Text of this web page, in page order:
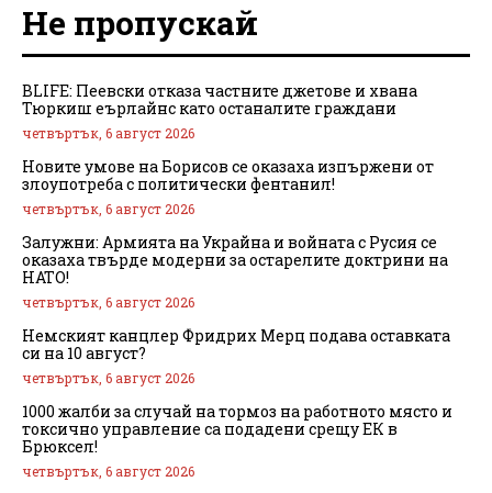
Не пропускай
BLIFE: Пеевски отказа частните джетове и хвана
Тюркиш еърлайнс като останалите граждани
четвъртък, 6 август 2026
Новите умове на Борисов се оказаха изпържени от
злоупотреба с политически фентанил!
четвъртък, 6 август 2026
Залужни: Армията на Украйна и войната с Русия се
оказаха твърде модерни за остарелите доктрини на
НАТО!
четвъртък, 6 август 2026
Немският канцлер Фридрих Мерц подава оставката
си на 10 август?
четвъртък, 6 август 2026
1000 жалби за случай на тормоз на работното място и
токсично управление са подадени срещу ЕК в
Брюксел!
четвъртък, 6 август 2026